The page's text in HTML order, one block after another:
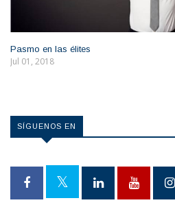
Pasmo en las élites
Jul 01, 2018
SÍGUENOS EN